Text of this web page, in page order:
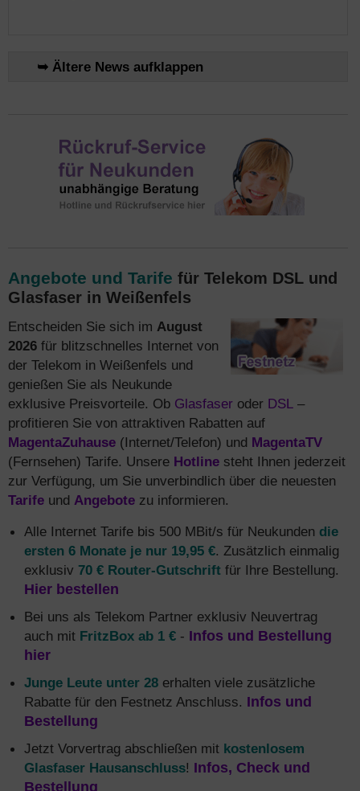
➥ Ältere News aufklappen
Angebote und Tarife für Telekom DSL und
Glasfaser in Weißenfels
Entscheiden Sie sich im August
2026 für blitzschnelles Internet von
der Telekom in Weißenfels und
genießen Sie als Neukunde
exklusive Preisvorteile. Ob Glasfaser oder DSL –
profitieren Sie von attraktiven Rabatten auf
MagentaZuhause (Internet/Telefon) und MagentaTV
(Fernsehen) Tarife. Unsere Hotline steht Ihnen jederzeit
zur Verfügung, um Sie unverbindlich über die neuesten
Tarife und Angebote zu informieren.
Alle Internet Tarife bis 500 MBit/s für Neukunden die
ersten 6 Monate je nur 19,95 €. Zusätzlich einmalig
exklusiv 70 € Router-Gutschrift für Ihre Bestellung.
Hier bestellen
Bei uns als Telekom Partner exklusiv Neuvertrag
auch mit FritzBox ab 1 € - Infos und Bestellung
hier
Junge Leute unter 28 erhalten viele zusätzliche
Rabatte für den Festnetz Anschluss. Infos und
Bestellung
Jetzt Vorvertrag abschließen mit kostenlosem
Glasfaser Hausanschluss! Infos, Check und
Bestellung